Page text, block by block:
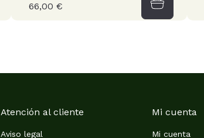
66,00 €
Atención al cliente
Aviso legal
Mi cuenta
Mi cuenta